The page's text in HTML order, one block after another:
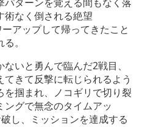
ターンを覚える間もなく落
術なく倒される絶望
アップして帰ってきたこと
。
いと勇んで臨んだ2戦目、
きて反撃に転じられるよう
掴まれ、ノコギリで切り裂
グで無念のタイムアッ
し、ミッションを達成する